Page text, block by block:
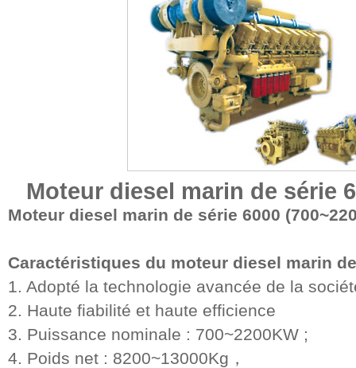
Moteur diesel marin de série
Moteur diesel marin de série 6000
Caractéristiques du moteur diesel marin
1. Adopté la technologie avancée de la
2. Haute fiabilité et haute efficience
3. Puissance nominale : 700~2200KW ;
4. Poids net : 8200~13000Kg，